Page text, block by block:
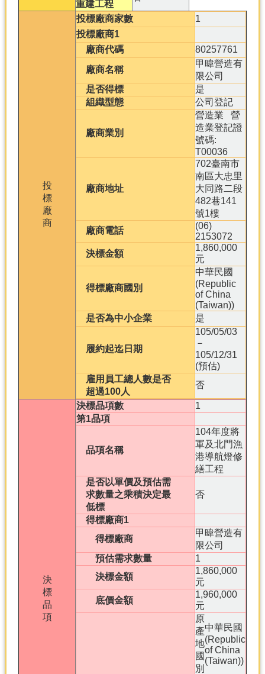
重建工程
投
標
廠
商
投標廠商家數
1
投標廠商1
廠商代碼
80257761
廠商名稱
甲暐營造有
限公司
是否得標
是
組織型態
公司登記
廠商業別
營造業 營
造業登記證
號碼:
T00036
廠商地址
702臺南市
南區大忠里
大同路二段
482巷141
號1樓
廠商電話
(06)
2153072
決標金額
1,860,000
元
得標廠商國別
中華民國
(Republic
of China
(Taiwan))
是否為中小企業
是
履約起迄日期
105/05/03
－
105/12/31
(預估)
雇用員工總人數是否
超過100人
否
決
標
品
項
決標品項數
1
第1品項
品項名稱
104年度將
軍及北門漁
港導航燈修
繕工程
是否以單價及預估需
求數量之乘積決定最
低標
否
得標廠商1
得標廠商
甲暐營造有
限公司
預估需求數量
1
決標金額
1,860,000
元
底價金額
1,960,000
元
原
產
地
國
別
中華民國
(Republic
of China
(Taiwan))